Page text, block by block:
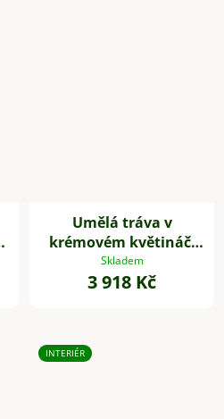
Umělá tráva v
krémovém květináči
SECCA, plast, výška
120 cm, zelená
Skladem
3 918 Kč
INTERIÉR